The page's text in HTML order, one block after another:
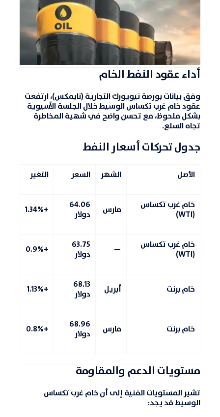
أداء عقود النفط الخام
وفق بيانات بورصة نيويورك التجارية (نايمكس)، ارتفعت
عقود خام غربتكساسالوسيط خلال الجلسة الآسيوية
بشكل ملحوظ، مع تحسن واضح في شهية المخاطرة
تجاه السلع.
جدول تحركات أسعار النفط
الأصل الشهر السعر التغير
خام غرب تكساس
(WTI) مارس 64.06
دولار +1.34%
خام غرب تكساس
(WTI)
—
63.75
دولار +0.9%
خام برنت أبريل 68.13
دولار +1.13%
خام برنت مارس 68.96
دولار +0.8%
مستويات الدعم والمقاومة
تشير المستويات الفنية إلى أن خام غرب تكساس
الوسيط قد يجد: